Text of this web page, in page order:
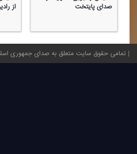
صدای پایتخت
از
تمامی حقوق سایت متعلق به صدای جمهوری